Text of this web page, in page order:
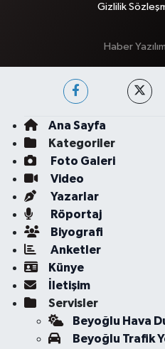
Gizlilik
Haber
Ana Sayfa
Kategoriler
Foto Galeri
Video
Yazarlar
Röportaj
Biyografi
Anketler
Künye
İletişim
Servisler
Beyoğlu Hava
Beyoğlu Trafik